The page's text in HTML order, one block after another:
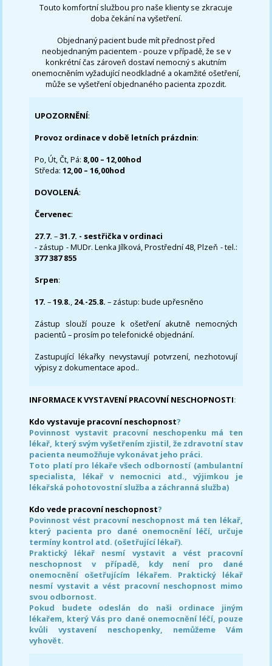
Touto komfortní službou pro naše klienty se zkracuje
doba čekání na vyšetření.
Objednaný pacient bude mít přednost před
neobjednaným pacientem - pouze v případě, že se v
konkrétní čas zároveň dostaví nemocný s akutním
onemocněním vyžadující neodkladné a okamžité ošetření,
může se vyšetření objednaného pacienta zpozdit.
UPOZORNĚNÍ:
Provoz ordinace v době letních prázdnin:
Po, Út, Čt, Pá: 8,00 – 12,00hod
Středa:12,00 – 16,00hod
DOVOLENÁ:
Červenec:
27.7.–31.7. - sestřička v ordinaci
- zástup - MUDr. Lenka Jílková, Prostřední 48, Plzeň - tel.:
377 387 855
Srpen:
17. –19.8., 24.-25.8. – zástup: bude upřesněno
Zástup slouží pouze k ošetření akutně nemocných
pacientů – prosím po telefonické objednání.
Zastupující lékařky nevystavují potvrzení, nezhotovují
výpisy z dokumentace apod..
INFORMACE K VYSTAVENÍ PRACOVNÍ NESCHOPNOSTI:
Kdo vystavuje pracovní neschopnost?
Povinnost vystavit pracovní neschopenku má ten
lékař, který svým vyšetřením zjistil, že zdravotní stav
pacienta neumožňuje vykonávat jeho práci.
Toto platí pro lékaře všech odborností (ambulantní
specialista, lékař v nemocnici atd., výjimkou je
lékařská pohotovostní služba a záchranná služba)
Kdo vede pracovní neschopnost?
Povinnost vést pracovní neschopnost má ten lékař,
který pacienta pro dané onemocnění léčí, určuje
termíny kontrol atd. (ošetřující lékař).
Praktický lékař nesmí vystavit a vést pracovní
neschopnost v případě, kdy není pro dané
onemocnění ošetřujícím lékařem. Praktický lékař
nesmí vystavit a vést pracovní neschopnost mimo
svou odbornost.
Pokud budete odeslán do naši ordinace jiným
lékařem, který Vás pro dané onemocnění léčí, pouze
kvůli vystavení neschopenky, nemůžeme Vám
vyhovět.